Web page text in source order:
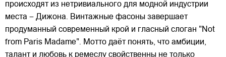
происходят из нетривиального для модной индустрии
места – Дижона. Винтажные фасоны завершает
продуманный современный крой и гласный слоган "Not
from Paris Madame". Мотто даёт понять, что амбиции,
талант и любовь к ремеслу свойственны не только